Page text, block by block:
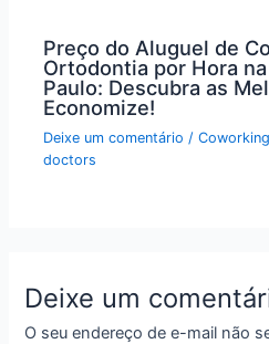
Preço do Aluguel de
Ortodontia por Hora
Paulo: Descubra as
Economize!
Deixe um comentário /
doctors
Deixe um
O seu endereço de e-mail não